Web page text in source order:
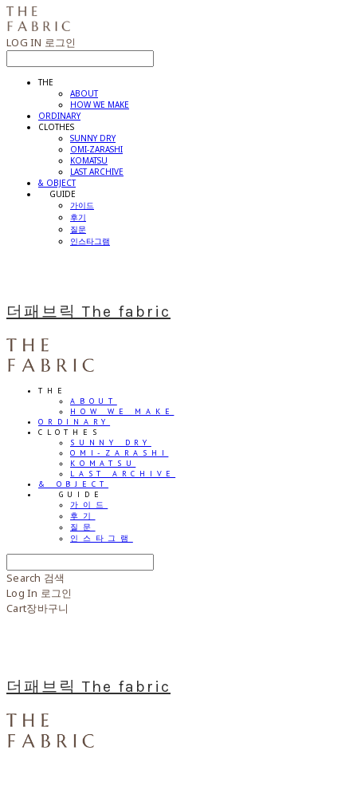
LOG IN 로그인
THE
ABOUT
HOW WE MAKE
ORDINARY
CLOTHES
SUNNY DRY
OMI-ZARASHI
KOMATSU
LAST ARCHIVE
& OBJECT
⠀⠀GUIDE
가이드
후기
질문
인스타그램
더패브릭 The fabric
THE
ABOUT
HOW WE MAKE
ORDINARY
CLOTHES
SUNNY DRY
OMI-ZARASHI
KOMATSU
LAST ARCHIVE
& OBJECT
⠀⠀GUIDE
가이드
후기
질문
인스타그램
Search 검색
Log In 로그인
Cart장바구니
더패브릭 The fabric